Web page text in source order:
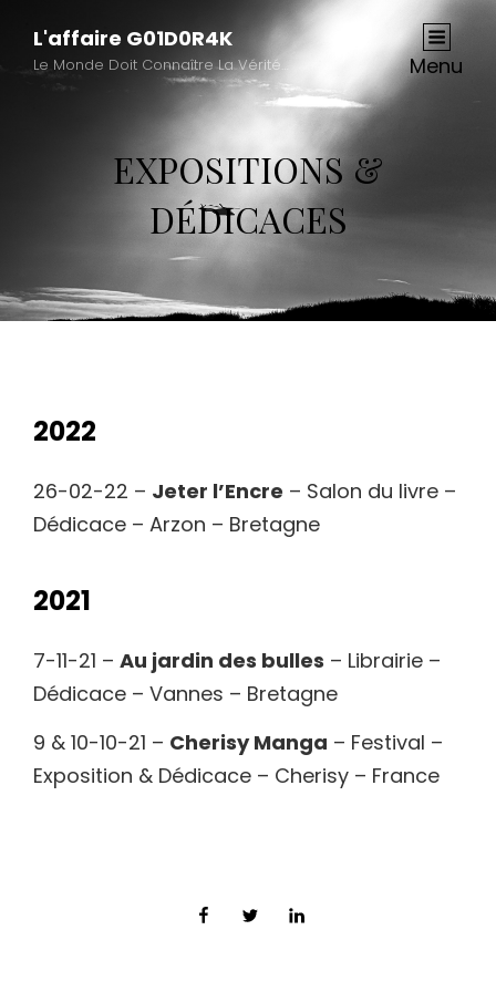
L'affaire G01D0R4K
Le Monde Doit Connaître La Vérité… Menu
EXPOSITIONS &
DÉDICACES
2022
26-02-22 – Jeter l’Encre – Salon du livre –
Dédicace – Arzon – Bretagne
2021
7-11-21 – Au jardin des bulles – Librairie –
Dédicace – Vannes – Bretagne
9 & 10-10-21 – Cherisy Manga – Festival –
Exposition & Dédicace – Cherisy – France
FacebookTwitterLinkedIn